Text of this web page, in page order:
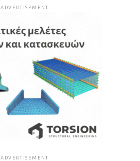
ADVERTISEMENT
ADVERTISEMENT